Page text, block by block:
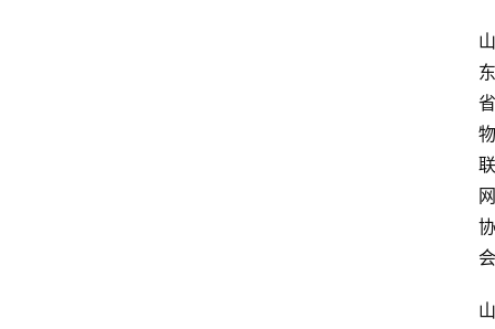
山
东
省
物
联
网
协
会
山